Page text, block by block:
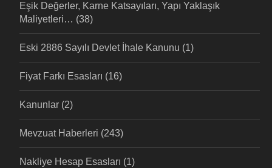
Eşik Değerler, Karne Katsayıları, Yapı Yaklaşık
Maliyetleri… (38)
Eski 2886 Sayılı Devlet İhale Kanunu (1)
Fiyat Farkı Esasları (16)
Kanunlar (2)
Mevzuat Haberleri (243)
Nakliye Hesap Esasları (1)